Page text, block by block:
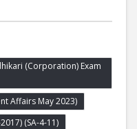
(Corporation) Exam
Affairs May 2023)
(SA-4-11)